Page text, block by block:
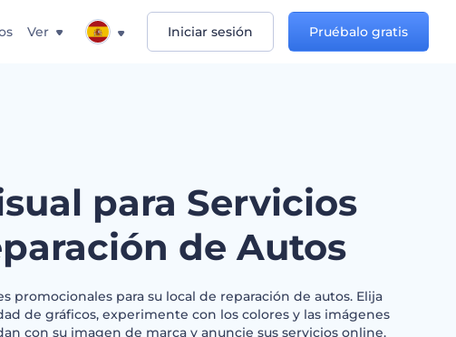
Ver Iniciar sesión Pruébalo gratis
para Servicios
de Autos
promocionales para su local de reparación de autos. Elija
de gráficos, experimente con los colores y las imágenes
con su imagen de marca y anuncie sus servicios online.